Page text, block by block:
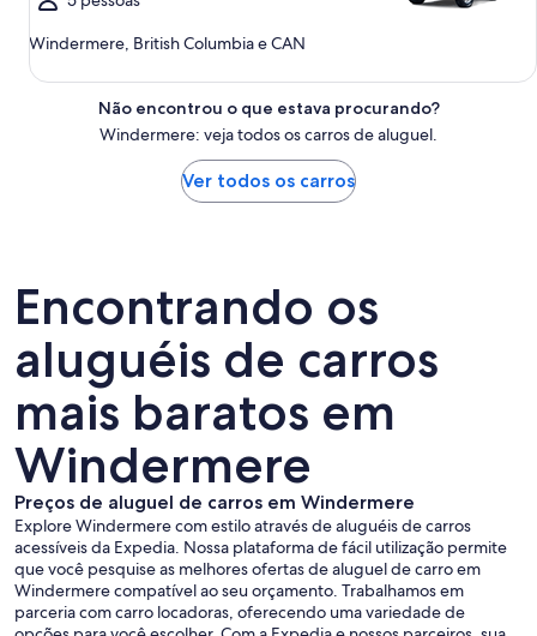
Windermere, British Columbia e CAN
Não encontrou o que estava procurando?
Windermere: veja todos os carros de aluguel.
Ver todos os carros
Encontrando os
aluguéis de carros
mais baratos em
Windermere
Preços de aluguel de carros em Windermere
Explore Windermere com estilo através de aluguéis de carros
acessíveis da Expedia. Nossa plataforma de fácil utilização permite
que você pesquise as melhores ofertas de aluguel de carro em
Windermere compatível ao seu orçamento. Trabalhamos em
parceria com carro locadoras, oferecendo uma variedade de